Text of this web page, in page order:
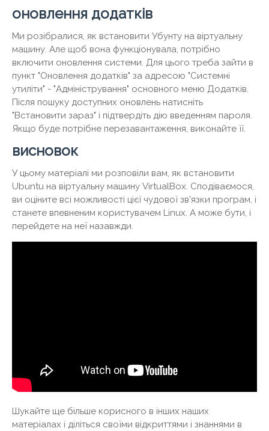
оновлення додатків
Ми розібралися, як встановити Убунту на віртуальну
машину. Але щоб вона функціонувала, потрібно
включити оновлення системи. Для цього треба зайти в
пункт "Оновлення додатків" за адресою "Системні
утиліти" - "Адміністрування" основного меню Додатків.
Після пошуку доступних оновлень натисніть
"Встановити зараз" і підтвердіть дію введенням пароля.
Якщо буде потрібне перезавантаження, виконайте її.
висновок
У цьому матеріалі ми розповіли вам, як встановити
Ubuntu на віртуальну машину VirtualBox. Сподіваємося,
ви оціните всі можливості цієї чудової зв'язки програм, і
станете впевненим користувачем Linux. А може бути, і
перейдете на неї назавжди.
Шукайте ще більше корисного в інших наших
матеріалах і діліться своїми відкриттями і знаннями в